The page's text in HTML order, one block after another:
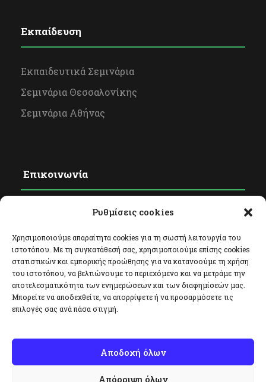
Ρυθμίσεις cookies
Χρησιμοποιούμε απαραίτητα cookies για τη σωστή λειτουργία του
ιστοτόπου. Με τη συγκατάθεσή σας, χρησιμοποιούμε επίσης cookies
στατιστικών και εμπορικής προώθησης για να κατανοούμε τη χρήση
του ιστοτόπου, να βελτιώνουμε το περιεχόμενο και να μετράμε την
αποτελεσματικότητα των ενημερώσεων και των διαφημίσεών μας.
Μπορείτε να αποδεχθείτε, να απορρίψετε ή να προσαρμόσετε τις
επιλογές σας ανά πάσα στιγμή.
Αποδοχή όλων
Απόρριψη όλων
Εκπαίδευση
Εκπαιδευτικά Σεμινάρια
Σεμινάρια Θεσσαλονίκης
Σεμινάρια Αθήνας
Επικοινωνία
Φόρμα Επικοινωνίας
Facebook
Twitter
Instagram